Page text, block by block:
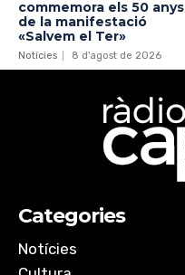
commemora els 50 anys
de la manifestació
«Salvem el Ter»
Notícies 8 d'agost de 2026
Categories
Notícies